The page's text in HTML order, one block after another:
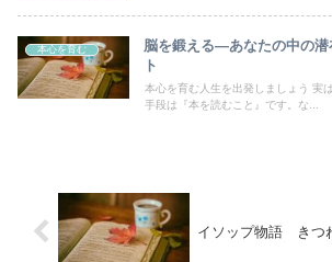
本心を育む
脳を鍛える―あなたの中の
ト
本心を育む人生を出発しましょう 実
手段は『本を読むこと』です。な...
イソップ物語 きつ